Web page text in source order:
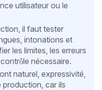
utilisateur ou le
il faut tester
intonations et
les limites, les erreurs
nécessaire.
naturel, expressivité,
car ils